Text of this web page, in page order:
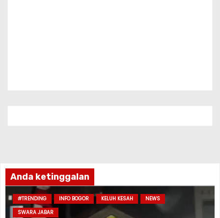
Anda ketinggalan
#TRENDING INFO BOGOR KELUH KESAH
NEWS
SWARA JABAR